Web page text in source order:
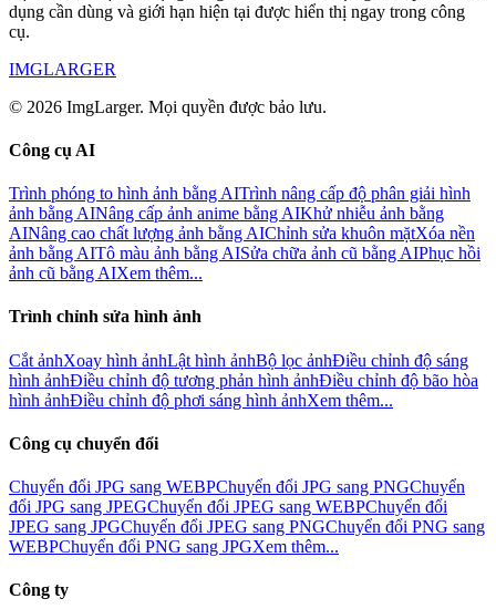
dụng cần dùng và giới hạn hiện tại được hiển thị ngay trong công
cụ.
IMGLARGER
© 2026 ImgLarger. Mọi quyền được bảo lưu.
Công cụ AI
Trình phóng to hình ảnh bằng AITrình nâng cấp độ phân giải hình
ảnh bằng AINâng cấp ảnh anime bằng AIKhử nhiễu ảnh bằng
AINâng cao chất lượng ảnh bằng AIChỉnh sửa khuôn mặtXóa nền
ảnh bằng AITô màu ảnh bằng AISửa chữa ảnh cũ bằng AIPhục hồi
ảnh cũ bằng AIXem thêm...
Trình chỉnh sửa hình ảnh
Cắt ảnhXoay hình ảnhLật hình ảnhBộ lọc ảnhĐiều chỉnh độ sáng
hình ảnhĐiều chỉnh độ tương phản hình ảnhĐiều chỉnh độ bão hòa
hình ảnhĐiều chỉnh độ phơi sáng hình ảnhXem thêm...
Công cụ chuyển đổi
Chuyển đổi JPG sang WEBPChuyển đổi JPG sang PNGChuyển
đổi JPG sang JPEGChuyển đổi JPEG sang WEBPChuyển đổi
JPEG sang JPGChuyển đổi JPEG sang PNGChuyển đổi PNG sang
WEBPChuyển đổi PNG sang JPGXem thêm...
Công ty